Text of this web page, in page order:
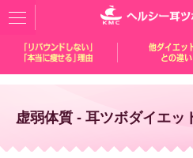
虚弱体質 - 耳ツボダイエッ